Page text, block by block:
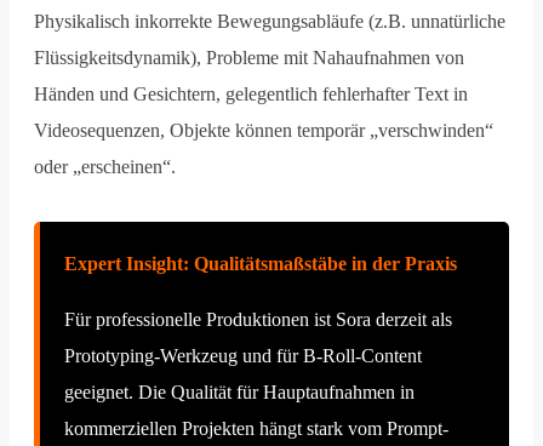
Physikalisch inkorrekte Bewegungsabläufe (z.B. unnatürliche
Flüssigkeitsdynamik), Probleme mit Nahaufnahmen von
Händen und Gesichtern, gelegentlich fehlerhafter Text in
Videosequenzen, Objekte können temporär „verschwinden“
oder „erscheinen“.
Expert Insight: Qualitätsmaßstäbe in der Praxis
Für professionelle Produktionen ist Sora derzeit als
Prototyping-Werkzeug und für B-Roll-Content
geeignet. Die Qualität für Hauptaufnahmen in
kommerziellen Projekten hängt stark vom Prompt-